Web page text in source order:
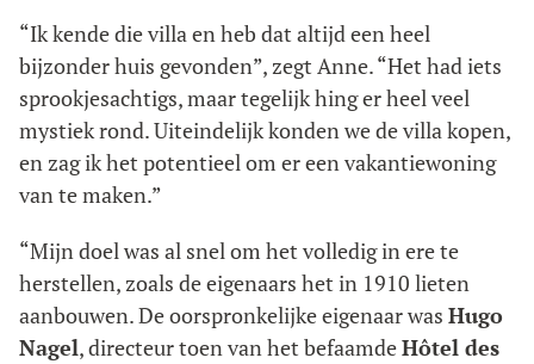
“Ik kende die villa en heb dat altijd een heel
bijzonder huis gevonden”, zegt Anne. “Het had iets
sprookjesachtigs, maar tegelijk hing er heel veel
mystiek rond. Uiteindelijk konden we de villa kopen,
en zag ik het potentieel om er een vakantiewoning
van te maken.”
“Mijn doel was al snel om het volledig in ere te
herstellen, zoals de eigenaars het in 1910 lieten
aanbouwen. De oorspronkelijke eigenaar was Hugo
Nagel, directeur toen van het befaamdeHôtel des